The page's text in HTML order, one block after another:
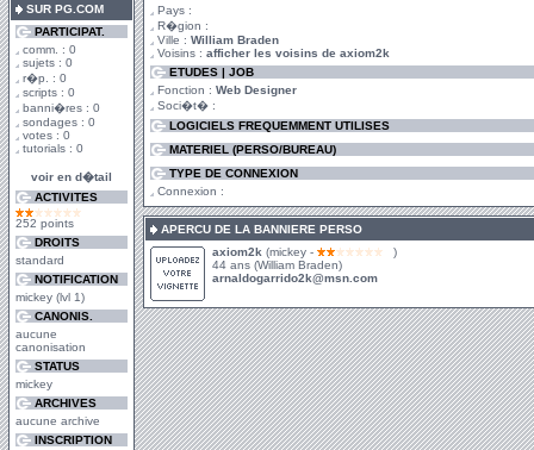
SUR PG.COM
PARTICIPAT.
comm. : 0
sujets : 0
r�p. : 0
scripts : 0
banni�res : 0
sondages : 0
votes : 0
tutorials : 0
voir en d�tail
ACTIVITES
252 points
DROITS
standard
NOTIFICATION
mickey (lvl 1)
CANONIS.
aucune
canonisation
STATUS
mickey
ARCHIVES
aucune archive
INSCRIPTION
Pays :
R�gion :
Ville : William Braden
Voisins : afficher les voisins de axiom2k
ETUDES | JOB
Fonction : Web Designer
Soci�t� :
LOGICIELS FREQUEMMENT UTILISES
MATERIEL (PERSO/BUREAU)
TYPE DE CONNEXION
Connexion :
APERCU DE LA BANNIERE PERSO
axiom2k (mickey -
)
44 ans (William Braden)
arnaldogarrido2k@msn.com